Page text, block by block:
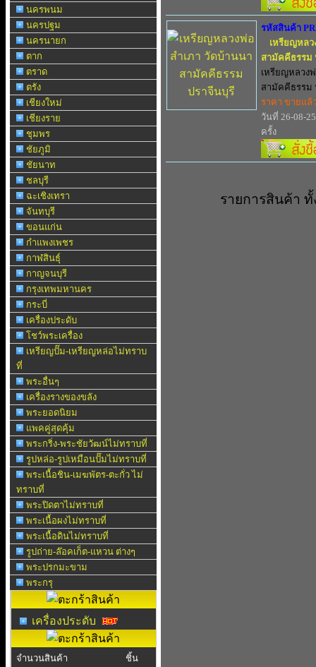
นครพนม
นครปฐม
นครนายก
ตาก
ตราด
ตรัง
เชียงใหม่
เชียงราย
ชุมพร
ชัยภูมิ
ชัยนาท
ชลบุรี
ฉะเชิงเทรา
จันทบุรี
ขอนแก่น
กำแพงเพชร
กาฬสินธุ์
กาญจนบุรี
กรุงเทพมหานคร
กระบี่
เครื่องประดับ
โชว์พระเครื่อง
เหรียญปั๊ม-เหรียญหล่อไม่ทราบ
ที่
พระอื่นๆ
เครื่องรางของขลัง
พระยอดนิยม
แพคคู่สุดคุ้ม
พระกริ่ง-พระชัยวัฒน์ไม่ทราบที่
รูปหล่อ-รูปเหมือนปั๊มไม่ทราบที่
พระเนื้อชิน-เมฆพัตร-ตะกั่ว ไม่
ทราบที่
พระปิดตาไม่ทราบที่
พระเนื้อผงไม่ทราบที่
พระเนื้อดินไม่ทราบที่
รูปถ่าย-ล๊อคเก็ต-แหวน ต่างๆ
พระปรกมะขาม
พระกรุ
เครื่องประดับ
จำนวนสินค้า ชิ้น
รหัสสินค้า
เหรียญหลว
สามัคคีธรรม
เหรียญหลวง
สามัคคีธรรม
ราคา ขายแล้
วันที่ 26-08-
ครั้ง
รายการสินค้า